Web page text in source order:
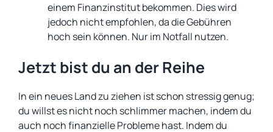
einem Finanzinstitut bekommen. Dies wird
jedoch nicht empfohlen, da die Gebühren
hoch sein können. Nur im Notfall nutzen.
Jetzt bist du an der Reihe
In ein neues Land zu ziehen ist schon stressig genug;
du willst es nicht noch schlimmer machen, indem du
auch noch finanzielle Probleme hast. Indem du